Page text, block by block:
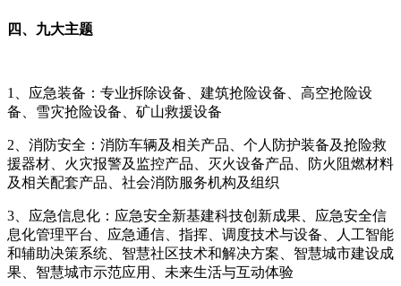
四、九大主题
1、应急装备：专业拆除设备、建筑抢险设备、高空抢险设
备、雪灾抢险设备、矿山救援设备
2、消防安全：消防车辆及相关产品、个人防护装备及抢险救
援器材、火灾报警及监控产品、灭火设备产品、防火阻燃材料
及相关配套产品、社会消防服务机构及组织
3、应急信息化：应急安全新基建科技创新成果、应急安全信
息化管理平台、应急通信、指挥、调度技术与设备、人工智能
和辅助决策系统、智慧社区技术和解决方案、智慧城市建设成
果、智慧城市示范应用、未来生活与互动体验